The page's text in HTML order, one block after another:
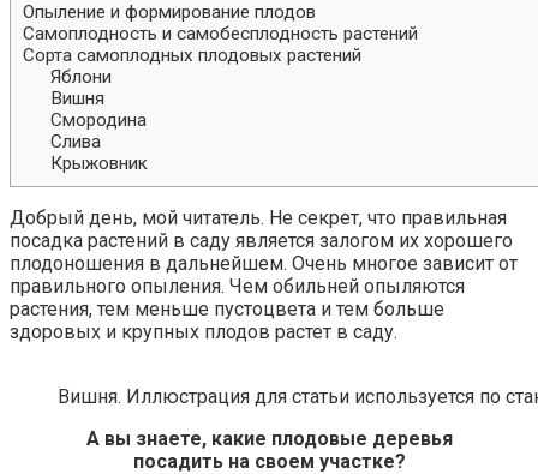
Опыление и формирование плодов
Самоплодность и самобесплодность растений
Сорта самоплодных плодовых растений
Яблони
Вишня
Смородина
Слива
Крыжовник
Добрый день, мой читатель. Не секрет, что правильная
посадка растений в саду является залогом их хорошего
плодоношения в дальнейшем. Очень многое зависит от
правильного опыления. Чем обильней опыляются
растения, тем меньше пустоцвета и тем больше
здоровых и крупных плодов растет в саду.
Вишня. Иллюстрация для статьи используется по
А вы знаете, какие плодовые деревья
посадить на своем участке?